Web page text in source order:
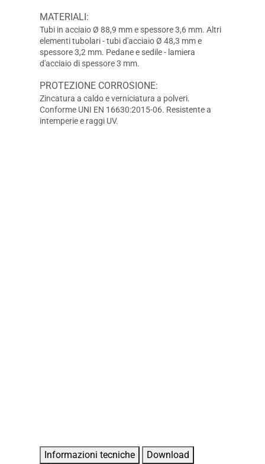
MATERIALI:
Tubi in acciaio Ø 88,9 mm e spessore 3,6 mm. Altri
elementi tubolari - tubi d'acciaio Ø 48,3 mm e
spessore 3,2 mm. Pedane e sedile - lamiera
d'acciaio di spessore 3 mm.
PROTEZIONE CORROSIONE:
Zincatura a caldo e verniciatura a polveri.
Conforme UNI EN 16630:2015-06. Resistente a
intemperie e raggi UV.
Informazioni tecniche Download